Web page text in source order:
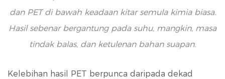
dan PET di bawah keadaan kitar semula kimia biasa.
Hasil sebenar bergantung pada suhu, mangkin, masa
tindak balas, dan ketulenan bahan suapan.
Kelebihan hasil PET berpunca daripada dekad